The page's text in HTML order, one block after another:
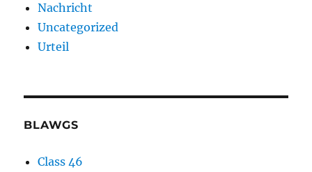
Nachricht
Uncategorized
Urteil
BLAWGS
Class 46